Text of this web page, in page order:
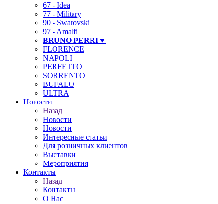
67 - Idea
77 - Military
90 - Swarovski
97 - Amalfi
BRUNO PERRI▼
FLORENCE
NAPOLI
PERFETTO
SORRENTO
BUFALO
ULTRA
Новости
Назад
Новости
Новости
Интересные статьи
Для розничных клиентов
Выставки
Мероприятия
Контакты
Назад
Контакты
О Нас